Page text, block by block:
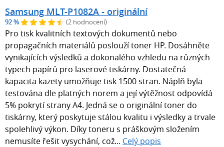
Samsung MLT-P1082A - originální
92 % (2 hodnocení)
Pro tisk kvalitních textových dokumentů nebo
propagačních materiálů poslouží toner HP. Dosáhněte
vynikajících výsledků a dokonalého vzhledu na různých
typech papírů pro laserové tiskárny. Dostatečná
kapacita kazety umožňuje tisk 1500 stran. Náplň byla
testována dle platných norem a její výtěžnost odpovídá
5% pokrytí strany A4. Jedná se o originální toner do
tiskárny, který poskytuje stálou kvalitu i výsledky a trvale
spolehlivý výkon. Díky toneru s práškovým složením
nemusíte řešit vysychání, což... Celý popis